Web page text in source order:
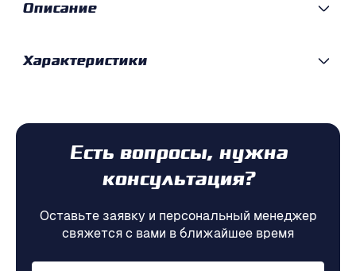
Описание
Характеристики
Есть вопросы, нужна
консультация?
Оставьте заявку и персональный менеджер
свяжется с вами в ближайшее время